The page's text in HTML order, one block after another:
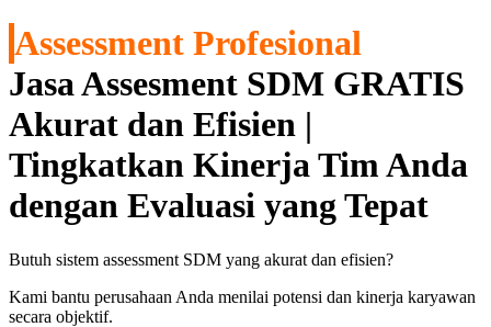
Assessment Profesional
Jasa Assesment SDM GRATIS
Akurat dan Efisien |
Tingkatkan Kinerja Tim Anda
dengan Evaluasi yang Tepat
Butuh sistem assessment SDM yang akurat dan efisien?
Kami bantu perusahaan Anda menilai potensi dan kinerja karyawan
secara objektif.